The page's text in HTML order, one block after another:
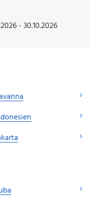
- 30.10.2026